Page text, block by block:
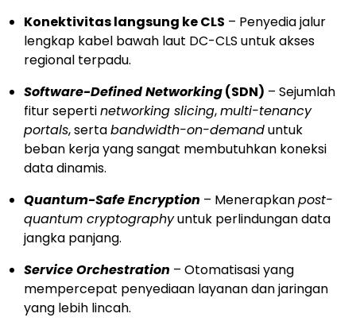
Konektivitas langsung ke CLS – Penyedia jalur
lengkap kabel bawah laut DC-CLS untuk akses
regional terpadu.
Software-Defined Networking(SDN) – Sejumlah
fitur sepertinetworking slicing,multi-tenancy
portals, sertabandwidth-on-demanduntuk
beban kerja yang sangat membutuhkan koneksi
data dinamis.
Quantum-Safe Encryption – Menerapkanpost-
quantum cryptographyuntuk perlindungan data
jangka panjang.
Service Orchestration – Otomatisasi yang
mempercepat penyediaan layanan dan jaringan
yang lebih lincah.